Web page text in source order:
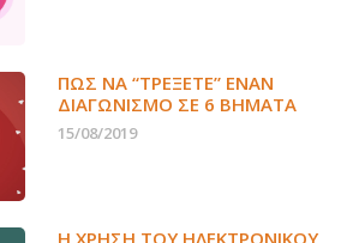
ΠΏΣ ΝΑ “ΤΡΈΞΕΤΕ” ΈΝΑΝ
ΔΙΑΓΩΝΙΣΜΌ ΣΕ 6 ΒΉΜΑΤΑ
15/08/2019
Η ΧΡΉΣΗ ΤΟΥ ΗΛΕΚΤΡΟΝΙΚΟΎ